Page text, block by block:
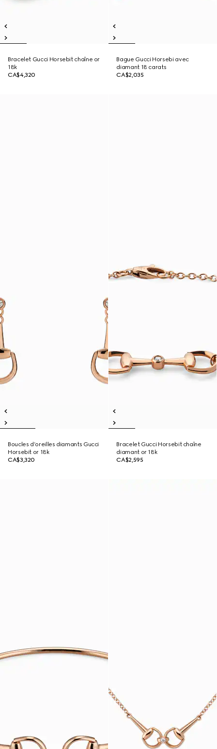
Bracelet Gucci Horsebit chaîne or
18k
CA$4,320
Bague Gucci Horsebi avec
diamant 18 carats
CA$2,035
Boucles d’oreilles diamants Gucci
Horsebit or 18k
CA$3,320
Bracelet Gucci Horsebit chaîne
diamant or 18k
CA$2,595